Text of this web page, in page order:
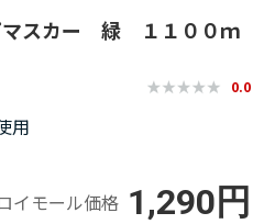
スカー 緑 １１００ｍ
0.0
用
イモール価格 1,290円